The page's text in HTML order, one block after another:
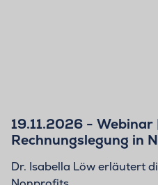
19.11.2026 -
Rechnungslegung in
Dr. Isabella Löw erläutert